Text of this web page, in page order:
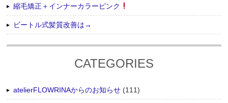
縮毛矯正＋インナーカラーピンク
ビートル式髪質改善は→
CATEGORIES
atelierFLOWRINAからのお知らせ (111)